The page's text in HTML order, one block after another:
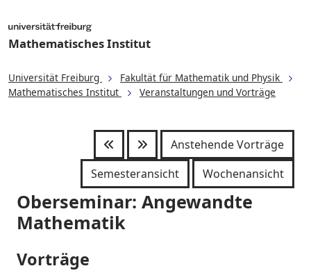
Mathematisches Institut
Universität Freiburg
Fakultät für Mathematik und Physik
Mathematisches Institut
Veranstaltungen und Vorträge
Anstehende Vorträge
Semesteransicht
Wochenansicht
Oberseminar: Angewandte
Mathematik
Vorträge